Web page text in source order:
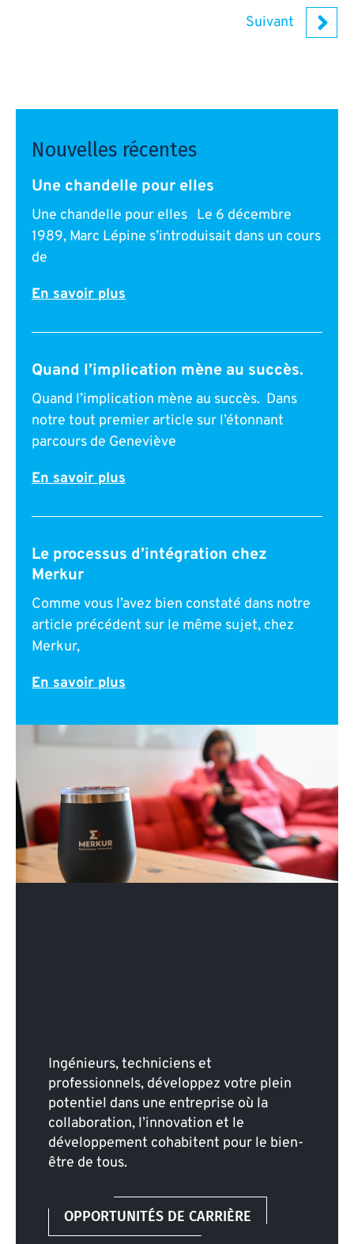
Suivant
Nouvelles récentes
Une chandelle pour elles
Une chandelle pour elles Le 6 décembre
1989, Marc Lépine s’introduisait dans un cours
de
En savoir plus
Quand l’implication mène au succès.
Quand l’implication mène au succès. Dans
notre tout premier article sur l’étonnant
parcours de Geneviève
En savoir plus
Le processus d’intégration chez
Merkur
Comme vous l’avez bien constaté dans notre
article précédent sur le même sujet, chez
Merkur,
En savoir plus
Ingénieurs, techniciens et
professionnels, développez votre plein
potentiel dans une entreprise où la
collaboration, l’innovation et le
développement cohabitent pour le bien-
être de tous.
OPPORTUNITÉS DE CARRIÈRE